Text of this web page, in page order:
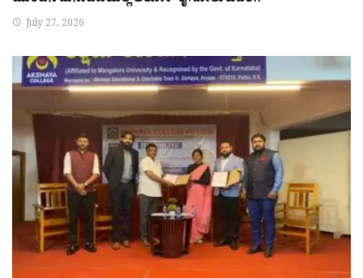
July 27, 2026